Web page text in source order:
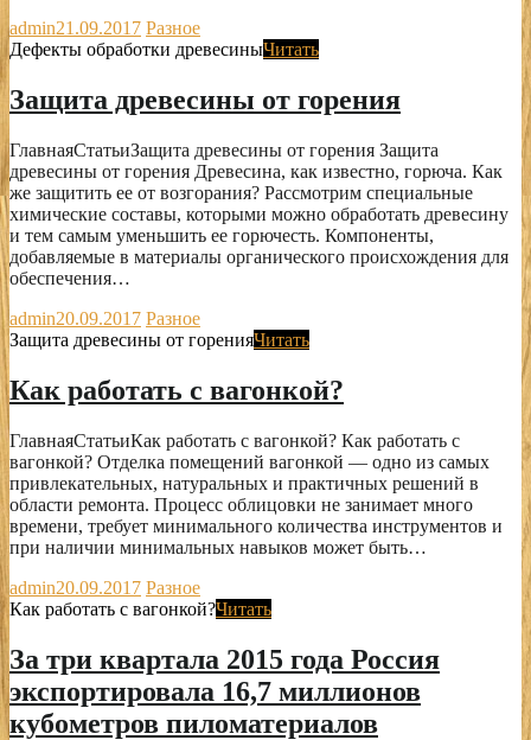
admin21.09.2017 Разное
Дефекты обработки древесиныЧитать
Защита древесины от горения
ГлавнаяСтатьиЗащита древесины от горения Защита
древесины от горения Древесина, как известно, горюча. Как
же защитить ее от возгорания? Рассмотрим специальные
химические составы, которыми можно обработать древесину
и тем самым уменьшить ее горючесть. Компоненты,
добавляемые в материалы органического происхождения для
обеспечения…
admin20.09.2017 Разное
Защита древесины от горенияЧитать
Как работать с вагонкой?
ГлавнаяСтатьиКак работать с вагонкой? Как работать с
вагонкой? Отделка помещений вагонкой — одно из самых
привлекательных, натуральных и практичных решений в
области ремонта. Процесс облицовки не занимает много
времени, требует минимального количества инструментов и
при наличии минимальных навыков может быть…
admin20.09.2017 Разное
Как работать с вагонкой?Читать
За три квартала 2015 года Россия
экспортировала 16,7 миллионов
кубометров пиломатериалов